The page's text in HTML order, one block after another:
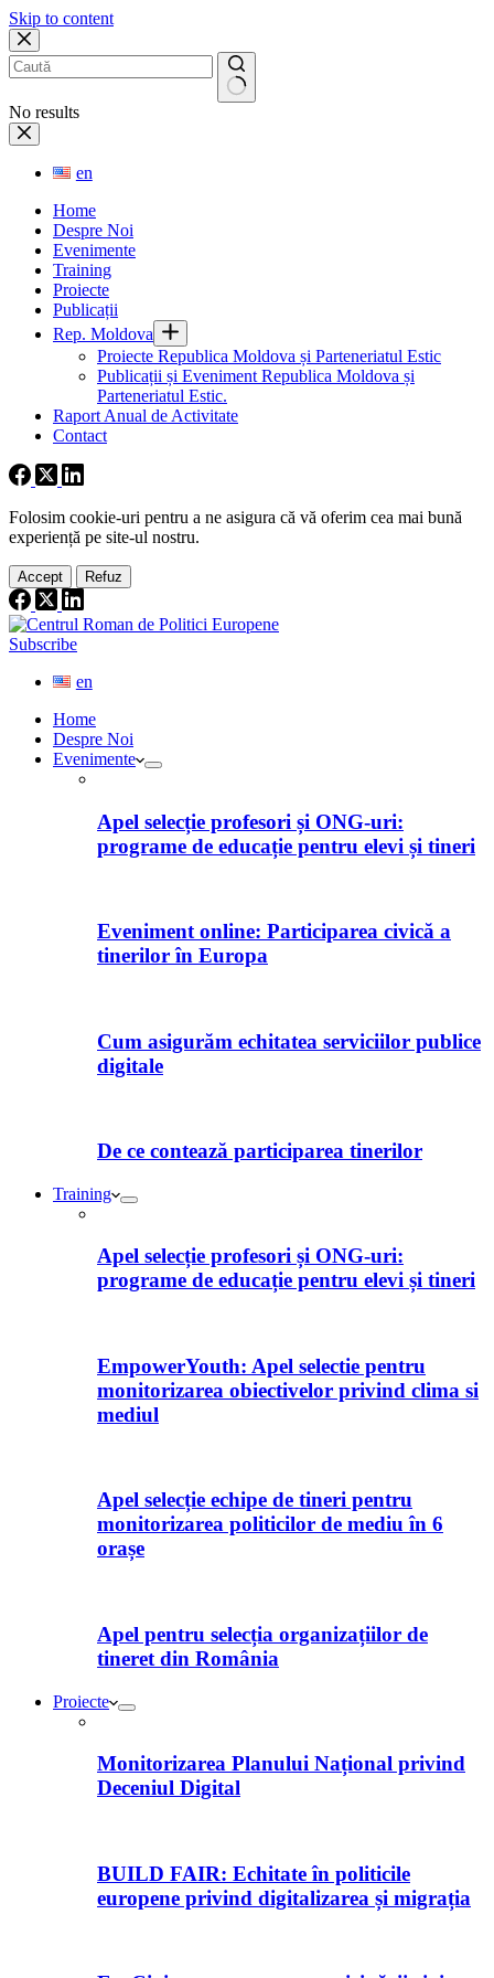
Skip to content
No results
en
Home
Despre Noi
Evenimente
Training
Proiecte
Publicații
Rep. Moldova
Proiecte Republica Moldova și Parteneriatul Estic
Publicații și Eveniment Republica Moldova și
Parteneriatul Estic.
Raport Anual de Activitate
Contact
Folosim cookie-uri pentru a ne asigura că vă oferim cea mai bună
experiență pe site-ul nostru.
Accept Refuz
Subscribe
en
Home
Despre Noi
Evenimente
Apel selecție profesori și ONG-uri:
programe de educație pentru elevi și tineri
Eveniment online: Participarea civică a
tinerilor în Europa
Cum asigurăm echitatea serviciilor publice
digitale
De ce contează participarea tinerilor
Training
Apel selecție profesori și ONG-uri:
programe de educație pentru elevi și tineri
EmpowerYouth: Apel selectie pentru
monitorizarea obiectivelor privind clima si
mediul
Apel selecție echipe de tineri pentru
monitorizarea politicilor de mediu în 6
orașe
Apel pentru selecția organizațiilor de
tineret din România
Proiecte
Monitorizarea Planului Național privind
Deceniul Digital
BUILD FAIR: Echitate în politicile
europene privind digitalizarea și migrația